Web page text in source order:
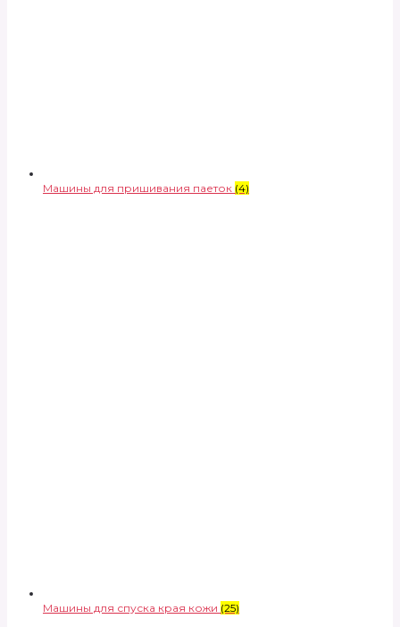
Машины для пришивания паеток (4)
Машины для спуска края кожи (25)